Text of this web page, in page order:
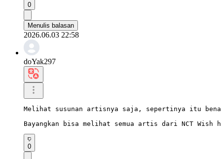
0
Menulis balasan
2026.06.03 22:58
doYak297
Melihat susunan artisnya saja, sepertinya itu
Bayangkan bisa melihat semua artis dari NCT
0